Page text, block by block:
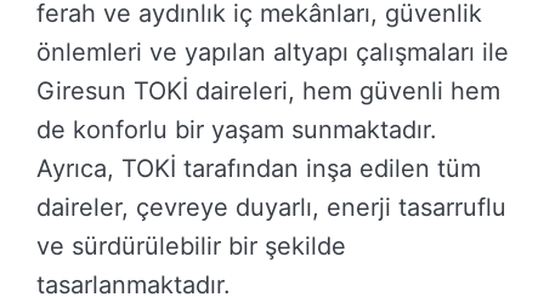
ferah ve aydınlık iç mekânları, güvenlik
önlemleri ve yapılan altyapı çalışmaları ile
Giresun TOKİ daireleri, hem güvenli hem
de konforlu bir yaşam sunmaktadır.
Ayrıca, TOKİ tarafından inşa edilen tüm
daireler, çevreye duyarlı, enerji tasarruflu
ve sürdürülebilir bir şekilde
tasarlanmaktadır.